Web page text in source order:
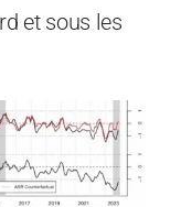
et sous les